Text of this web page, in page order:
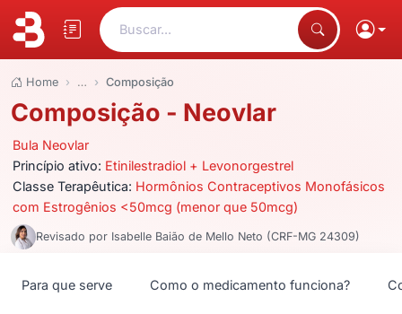
Buscar...
Home … Composição
Composição - Neovlar
Bula Neovlar
Princípio ativo: Etinilestradiol + Levonorgestrel
Classe Terapêutica: Hormônios Contraceptivos Monofásicos
com Estrogênios <50mcg (menor que 50mcg)
Revisado por Isabelle Baião de Mello Neto (CRF-MG 24309)
Para que serve Como o medicamento funciona?